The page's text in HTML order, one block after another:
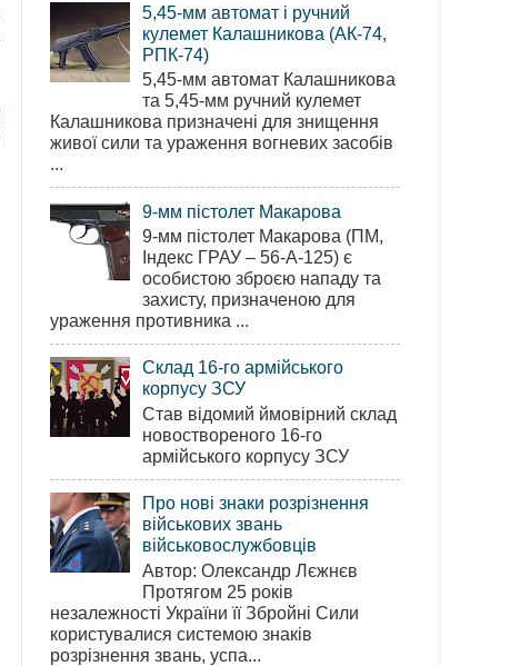
5,45-мм автомат і ручний
кулемет Калашникова (АК-74,
РПК-74)
5,45-мм автомат Калашникова
та 5,45-мм ручний кулемет
Калашникова призначені для знищення
живої сили та ураження вогневих засобів
...
9-мм пістолет Макарова
9-мм пістолет Макарова (ПМ,
Індекс ГРАУ – 56-А-125) є
особистою зброєю нападу та
захисту, призначеною для
ураження противника ...
Склад 16-го армійського
корпусу ЗСУ
Став відомий ймовірний склад
новоствореного 16-го
армійського корпусу ЗСУ
Про нові знаки розрізнення
військових звань
військовослужбовців
Автор: Олександр Лєжнєв
Протягом 25 років
незалежності України її Збройні Сили
користувалися системою знаків
розрізнення звань, успа...